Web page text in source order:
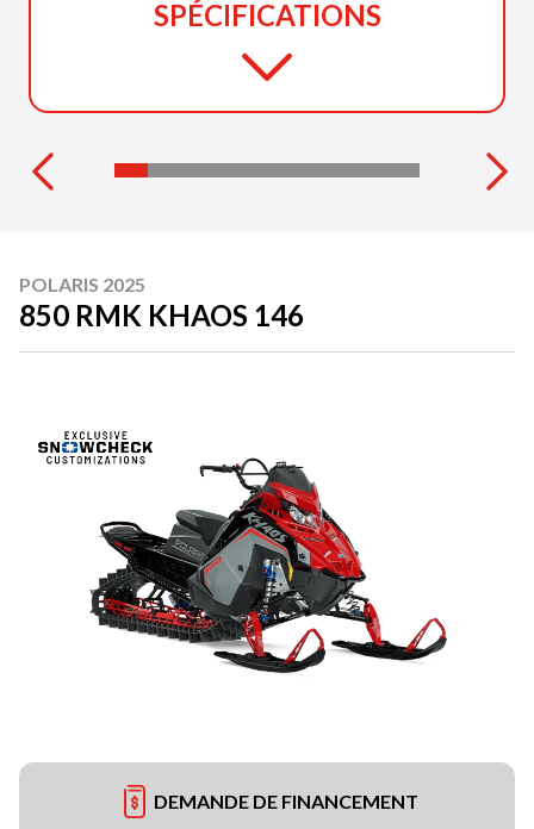
SPÉCIFICATIONS
POLARIS 2025
850 RMK KHAOS 146
DEMANDE DE FINANCEMENT